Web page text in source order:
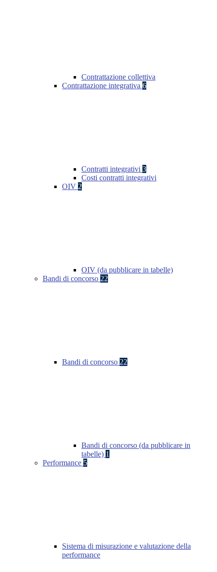
Contrattazione collettiva
Contrattazione integrativa 6
Contratti integrativi 3
Costi contratti integrativi
OIV 2
OIV (da pubblicare in tabelle)
Bandi di concorso 22
Bandi di concorso 22
Bandi di concorso (da pubblicare in
tabelle) 1
Performance 5
Sistema di misurazione e valutazione della
performance